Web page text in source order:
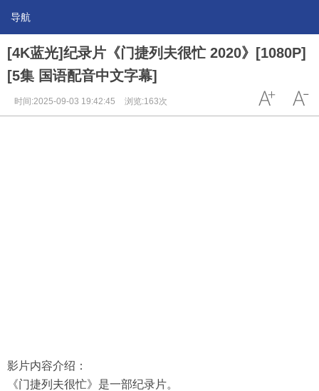
导航
[4K蓝光]纪录片《门捷列夫很忙 2020》[1080P]
[5集 国语配音中文字幕]
时间:2025-09-03 19:42:45 浏览:163次
影片内容介绍：
《门捷列夫很忙》是一部纪录片。